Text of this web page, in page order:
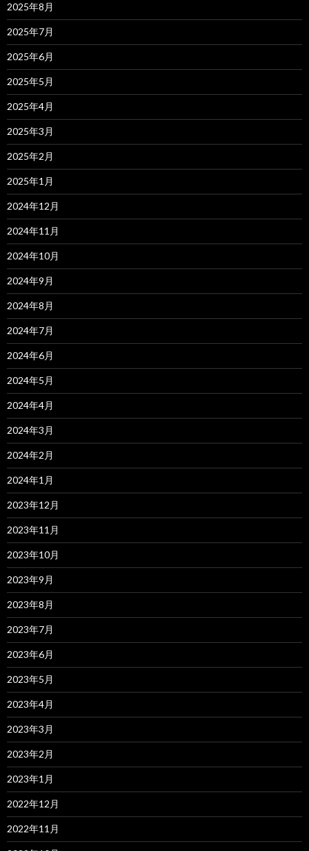
2025年8月
2025年7月
2025年6月
2025年5月
2025年4月
2025年3月
2025年2月
2025年1月
2024年12月
2024年11月
2024年10月
2024年9月
2024年8月
2024年7月
2024年6月
2024年5月
2024年4月
2024年3月
2024年2月
2024年1月
2023年12月
2023年11月
2023年10月
2023年9月
2023年8月
2023年7月
2023年6月
2023年5月
2023年4月
2023年3月
2023年2月
2023年1月
2022年12月
2022年11月